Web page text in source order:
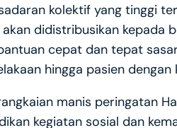
kolektif yang tinggi
didistribusikan kepada
cepat dan tepat
hingga pasien
manis peringatan
kegiatan sosial dan